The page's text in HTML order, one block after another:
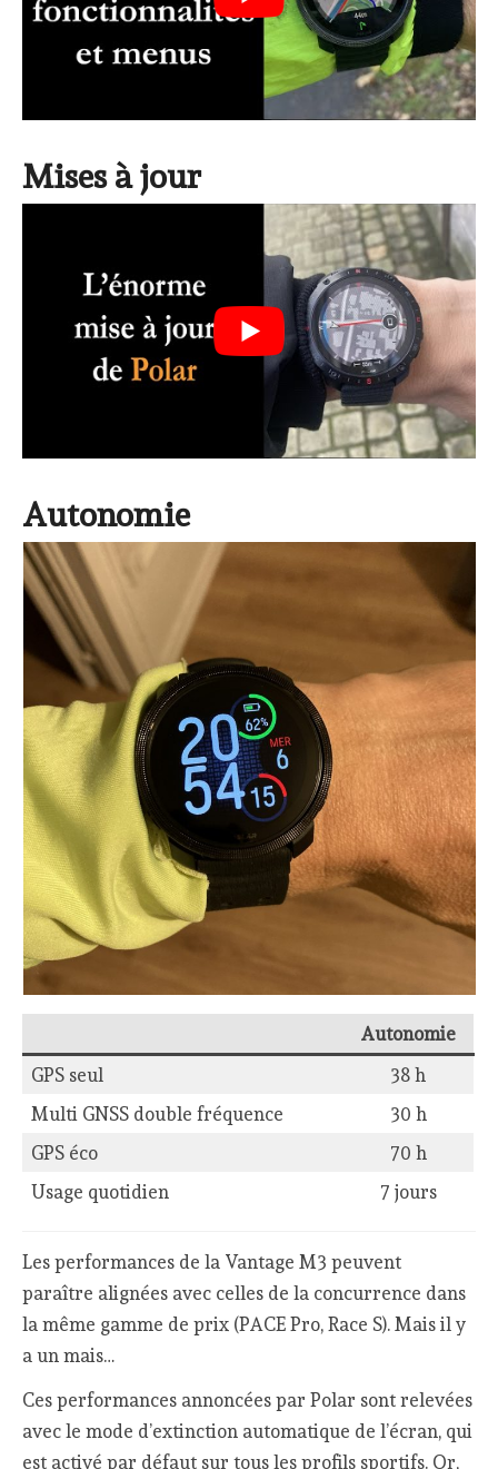
Mises à jour
Autonomie
Autonomie
GPS seul
38 h
Multi GNSS double fréquence
30 h
GPS éco
70 h
Usage quotidien
7 jours
Les performances de la Vantage M3 peuvent
paraître alignées avec celles de la concurrence dans
la même gamme de prix (PACE Pro, Race S). Mais il y
a un mais…
Ces performances annoncées par Polar sont relevées
avec le mode d’extinction automatique de l’écran, qui
est activé par défaut sur tous les profils sportifs. Or,